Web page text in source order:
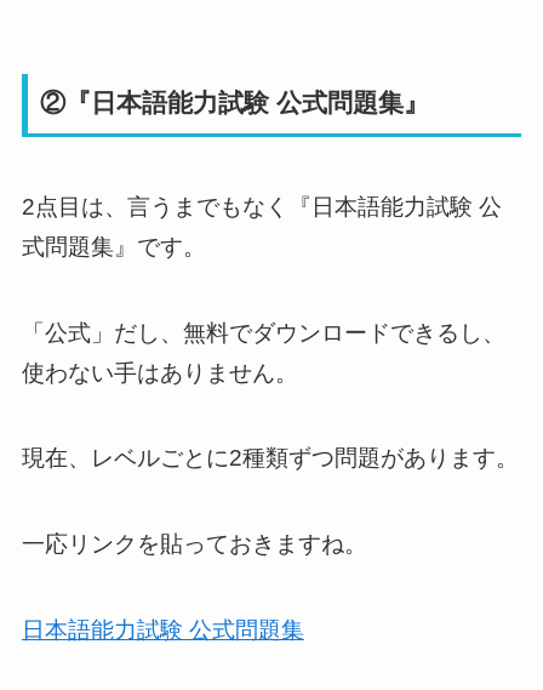
②『日本語能力試験 公式問題集』
2点目は、言うまでもなく『日本語能力試験 公
式問題集』です。
「公式」だし、無料でダウンロードできるし、
使わない手はありません。
現在、レベルごとに2種類ずつ問題があります。
一応リンクを貼っておきますね。
日本語能力試験 公式問題集